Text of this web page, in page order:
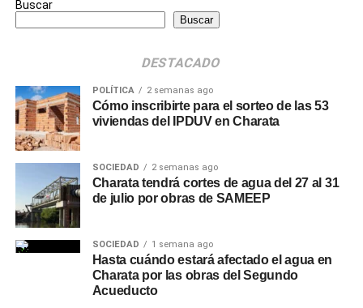
Buscar
Buscar
DESTACADO
POLÍTICA 2 semanas ago
Cómo inscribirte para el sorteo de las 53
viviendas del IPDUV en Charata
SOCIEDAD 2 semanas ago
Charata tendrá cortes de agua del 27 al 31
de julio por obras de SAMEEP
SOCIEDAD 1 semana ago
Hasta cuándo estará afectado el agua en
Charata por las obras del Segundo
Acueducto